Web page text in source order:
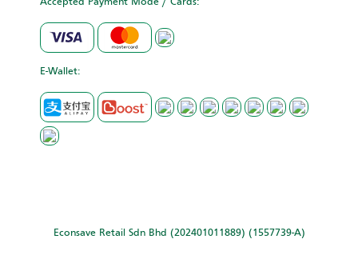
Accepted Payment Mode / Cards:
E-Wallet:
Econsave Retail Sdn Bhd (202401011889) (1557739-A)